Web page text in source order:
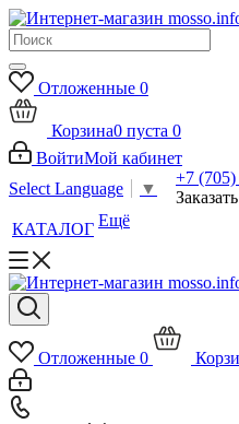
Отложенные 0
Корзина0 пуста 0
ВойтиМой кабинет
Select Language
▼
+7
КАТАЛОГ Ещё
Отложенные 0